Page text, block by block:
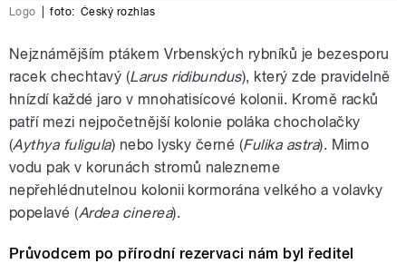
Logo foto: Český rozhlas
Nejznámějším ptákem Vrbenských rybníků je bezesporu
racek chechtavý (Larus ridibundus), který zde pravidelně
hnízdí každé jaro v mnohatisícové kolonii. Kromě racků
patří mezi nejpočetnější kolonie poláka chocholačky
(Aythya fuligula) nebo lysky černé (Fulika astra). Mimo
vodu pak v korunách stromů nalezneme
nepřehlédnutelnou kolonii kormorána velkého a volavky
popelavé (Ardea cinerea).
Průvodcem po přírodní rezervaci nám byl ředitel